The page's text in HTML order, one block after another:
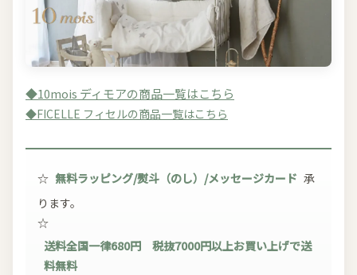
◆10mois ディモアの商品一覧はこちら
◆FICELLE フィセルの商品一覧はこちら
☆ 無料ラッピング/熨斗（のし）/メッセージカード 承
ります。
☆
送料全国一律680円 税抜7000円以上お買い上げで送
料無料